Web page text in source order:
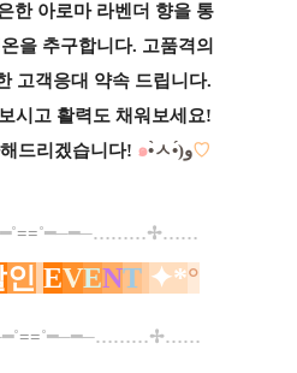
한 아로마 라벤더 향을 통
을 추구합니다. 고품격의
고객응대 약속 드립니다.
시고 활력도 채워보세요!
드리겠습니다! ๑ •̀ㅅ•́)و♡
━˚==˚━─━─………✢……
인 EVENT ✦*°
━˚==˚━─━─………✢……